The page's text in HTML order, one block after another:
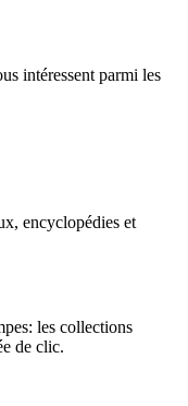
intéressent parmi les
encyclopédies et
les collections
de clic.